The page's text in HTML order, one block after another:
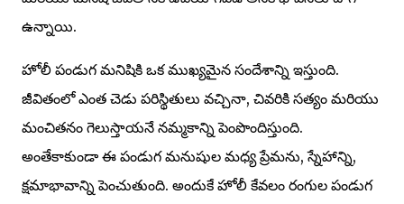
ఉన్నాయి.
హోలీ పండుగ మనిషికి ఒక ముఖ్యమైన సందేశాన్ని ఇస్తుంది.
జీవితంలో ఎంత చెడు పరిస్థితులు వచ్చినా, చివరికి సత్యం మరియు
మంచితనం గెలుస్తాయనే నమ్మకాన్ని పెంపొందిస్తుంది.
అంతేకాకుండా ఈ పండుగ మనుషుల మధ్య ప్రేమను, స్నేహాన్ని,
క్షమాభావాన్ని పెంచుతుంది. అందుకే హోలీ కేవలం రంగుల పండుగ